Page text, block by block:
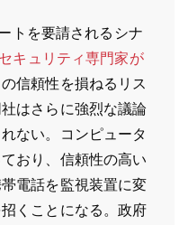
トを要請されるシナ
キュリティ専門家が
信頼性を損ねるリス
はさらに強烈な議論
ない。コンピュータ
おり、信頼性の高い
電話を監視装置に変
くことになる。政府